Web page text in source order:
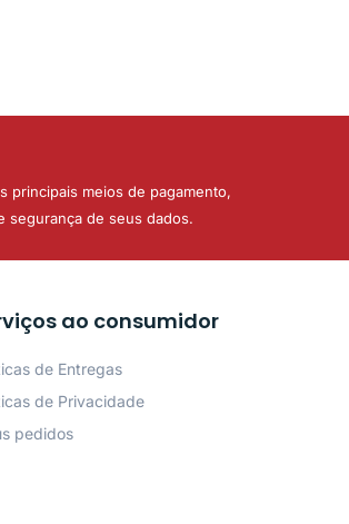
principais meios de pagamento,
segurança de seus dados.
ao consumidor
de Entregas
de Privacidade
pedidos